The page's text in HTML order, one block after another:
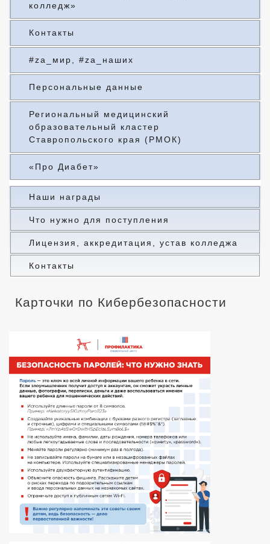
колледж»
Контакты
#za_мир, #za_наших
Персональные данные
Региональный медицинский
образовательный кластер
Ставропольского края (РМОК)
«Про Диабет»
Наши награды
Что нужно для поступления
Лицензия, аккредитация, устав колледжа
Контакты
Карточки по Кибербезопасности